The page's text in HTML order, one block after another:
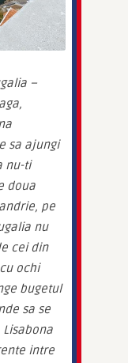
–
sa ajungi
nu-ti
doua
pe
nu
cei din
ochi
bugetul
sa se
intre